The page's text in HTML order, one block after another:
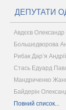
ДЕПУТАТИ
Авдєєв
Большедворова
Рибак Дар’я
Стась Едуард
Мандриченко
Байдерін
Повний список...